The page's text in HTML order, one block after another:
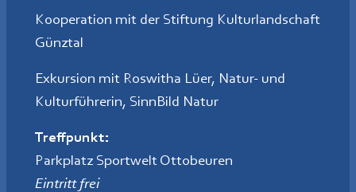
Kooperation mit der Stiftung Kulturlandschaft
Günztal
Exkursion mit Roswitha Lüer, Natur- und
Kulturführerin, SinnBild Natur
Treffpunkt:
Parkplatz Sportwelt Ottobeuren
Eintritt frei